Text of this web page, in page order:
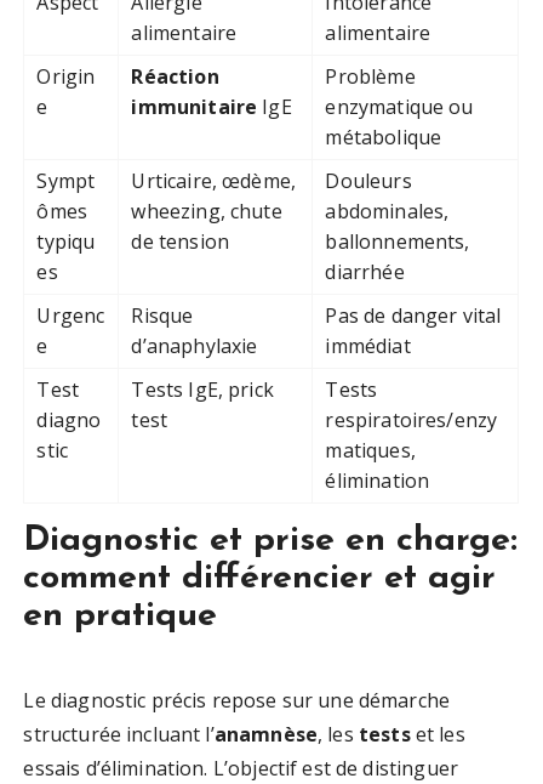
alimentaire
alimentaire
Origin
e
Réaction
immunitaire IgE
Problème
enzymatique ou
métabolique
Sympt
ômes
typiqu
es
Urticaire, œdème,
wheezing, chute
de tension
Douleurs
abdominales,
ballonnements,
diarrhée
Urgenc
e
Risque
d’anaphylaxie
Pas de danger vital
immédiat
Test
diagno
stic
Tests IgE, prick
test
Tests
respiratoires/enzy
matiques,
élimination
Diagnostic et prise en charge:
comment différencier et agir
en pratique
Le diagnostic précis repose sur une démarche
structurée incluant l’anamnèse, les testset les
essais d’élimination. L’objectif est de distinguer